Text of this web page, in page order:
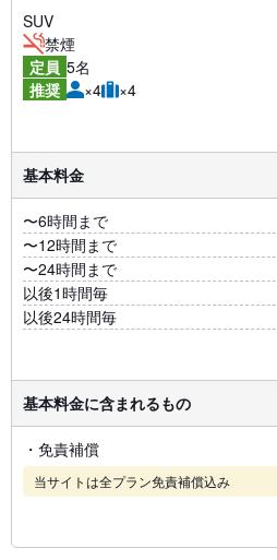
SUV
禁煙
定員 5名
推奨
×4
×4
基本料金
〜6時間まで
〜12時間まで
〜24時間まで
以後1時間毎
以後24時間毎
基本料金に含まれるもの
・免責補償
当サイトは全プラン免責補償込み